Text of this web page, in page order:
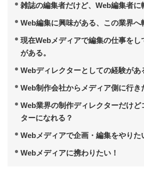
雑誌の編集者だけど、Web編集者に
Web編集に興味がある、この業界へ
現在Webメディアで編集の仕事をし
がある。
Webディレクターとしての経験があ
Web制作会社からメディア側に行き
Web業界の制作ディレクターだけど
ターになれる？
Webメディアで企画・編集をやりた
Webメディアに携わりたい！